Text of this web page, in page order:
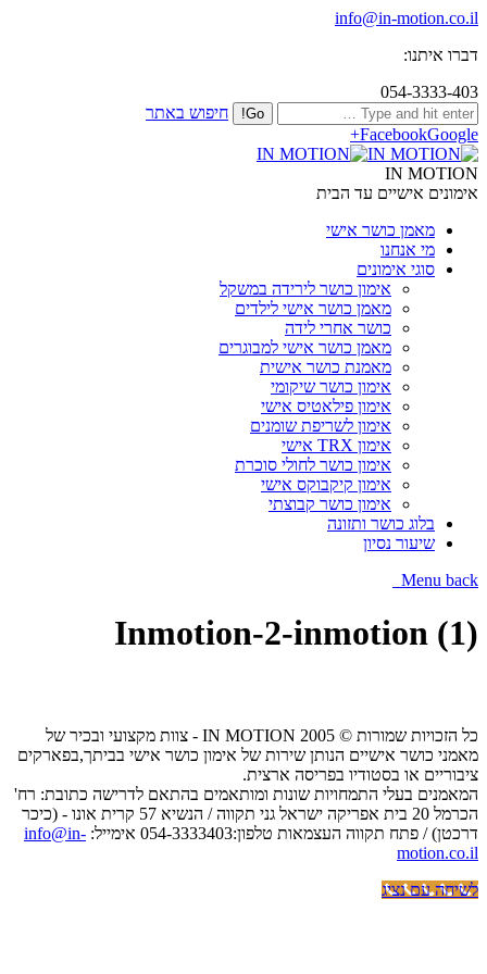
info@in-motion.co.il
דברו איתנו:
054-3333-403
חיפוש באתר
FacebookGoogle+
IN MOTION
אימונים אישיים עד הבית
מאמן כושר אישי
מי אנחנו
סוגי אימונים
אימון כושר לירידה במשקל
מאמן כושר אישי לילדים
כושר אחרי לידה
מאמן כושר אישי למבוגרים
מאמנת כושר אישית
אימון כושר שיקומי
אימון פילאטיס אישי
אימון לשריפת שומנים
אימון TRX אישי
אימון כושר לחולי סוכרת
אימון קיקבוקס אישי
אימון כושר קבוצתי
בלוג כושר ותזונה
שיעור נסיון
Menu back
Inmotion-2-inmotion (1)
כל הזכויות שמורות © IN MOTION 2005 - צוות מקצועי ובכיר של
מאמני כושר אישיים הנותן שירות של אימון כושר אישי בביתך,בפארקים
ציבוריים או בסטודיו בפריסה ארצית.
המאמנים בעלי התמחויות שונות ומותאמים בהתאם לדרישה כתובת: רח'
הכרמל 20 בית אפריקה ישראל גני תקווה / הנשיא 57 קרית אונו - (כיכר
דרכטן) / פתח תקווה העצמאות טלפון:054-3333403 אימייל:
info@in-
motion.co.il
לשיחה עם נציג